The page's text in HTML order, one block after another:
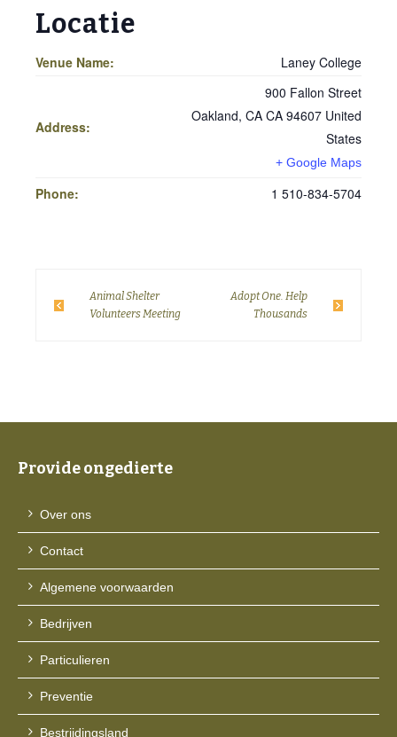
Locatie
Venue Name: Laney College
Address:
900 Fallon Street
Oakland, CA CA 94607 United
States
+ Google Maps
Phone: 1 510-834-5704
Animal Shelter
Volunteers Meeting
Adopt One. Help
Thousands
Provide ongedierte
Over ons
Contact
Algemene voorwaarden
Bedrijven
Particulieren
Preventie
Bestrijdingsland